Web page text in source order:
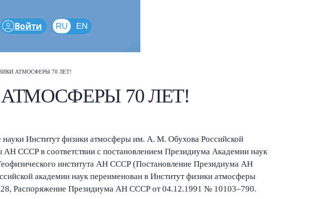
Войти RU EN
RU
АТМОСФЕРЫ 70 ЛЕТ!
70 ЛЕТ!
Институт физики атмосферы им. А. М. Обухова Российской
СССР в соответствии с постановлением Президиума Академии наук
института АН СССР (Постановление Президиума АН
академии наук переименован в Институт физики атмосферы
Распоряжение Президиума АН СССР от 04.12.1991 № 10103–790.